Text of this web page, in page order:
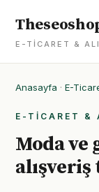
E-TICARET &
Anasayfa · E-
E-TICARET &
Moda